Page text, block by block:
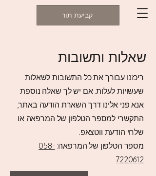
קביעת תור
שאלות ותשובות
ריכזנו עבורך את כל התשובות לשאלות
שעשויות לעלות. אם יש לך שאלה נוספת
אנא פני אלינו דרך השארת הודעה באתר,
התקשרי למספר הטלפון של המרפאה או
שלחי הודעת ווטצאפ.
מספר הטלפון של המרפאה:058-
7220612